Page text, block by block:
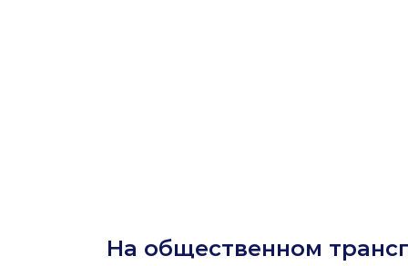
На общественном